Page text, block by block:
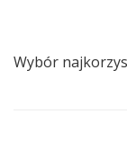
Wybór